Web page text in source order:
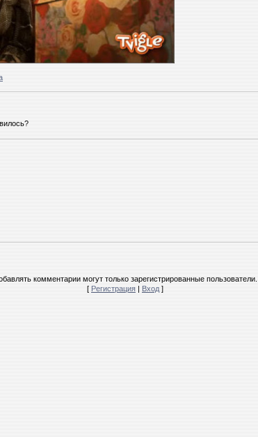
комментарии могут только зарегистрированные пользователи.
[Регистрация|Вход]